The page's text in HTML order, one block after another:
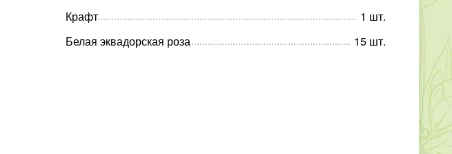
Крафт
1 шт.
Белая эквадорская роза
15 шт.